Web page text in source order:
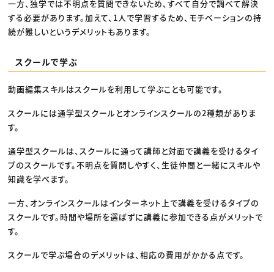
一方、独学では不明点を質問できないため、すべて自分で調べて解決
する必要があります。加えて、1人で学習するため、モチベーションの持
続が難しいというデメリットもあります。
スクールで学ぶ
動画編集スキルはスクールを利用して学ぶことも可能です。
スクールには通学型スクールとオンラインスクールの2種類がありま
す。
通学型スクールは、スクールに通って講師と対面で講義を受けるタイ
プのスクールです。不明点を質問しやすく、生徒仲間と一緒にスキルや
知識を学べます。
一方、オンラインスクールはインターネット上で講義を受けるタイプの
スクールです。時間や場所を選ばずに講義に参加できる点がメリットで
す。
スクールで学ぶ場合のデメリットは、相応の費用がかかる点です。